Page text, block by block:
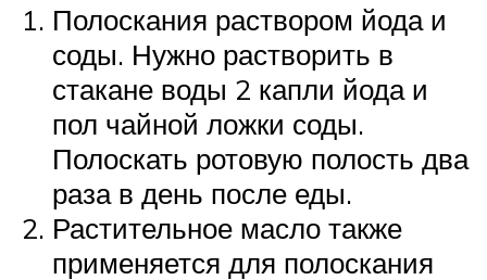
Полоскания раствором йода и
соды. Нужно растворить в
стакане воды 2 капли йода и
пол чайной ложки соды.
Полоскать ротовую полость два
раза в день после еды.
Растительное масло также
применяется для полоскания